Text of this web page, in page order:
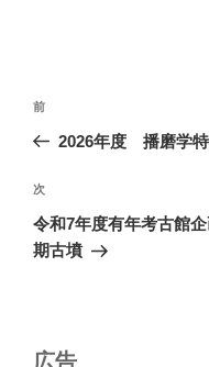
投
ビ
ゲ
ー
前
の
稿
前
2026年度 播磨学特
次
の
投
次
令和7年度有年考古館
期古墳
広告